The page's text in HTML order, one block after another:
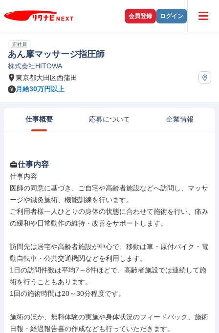
会員登録 ログイン
正社員
あん摩マッサージ指圧師
株式会社HITOWA
東京都大田区西蒲田
月給30万円以上
仕事概要 応募について 企業情報
仕事内容
仕事内容
医師の同意に基づき、ご自宅や高齢者施設などへ訪問し、マッサ
ージや鍼灸施術、機能訓練を行います。
ご利用者様一人ひとりの身体の状態に合わせて施術を行い、痛み
の緩和や日常動作の維持・改善をサポートします。
訪問先は居宅や高齢者施設が中心で、移動は車・原付バイク・電
動自転車・公共交通機関などを利用します。
1日の訪問件数は平均7～8件ほどで、高齢者施設では連続して施
術を行うこともあります。
1回の施術時間は20～30分程度です。
施術のほか、無料体験の実施や身体状況のフィードバック、施術
日報・経過報告書の作成なども行っていただきます。